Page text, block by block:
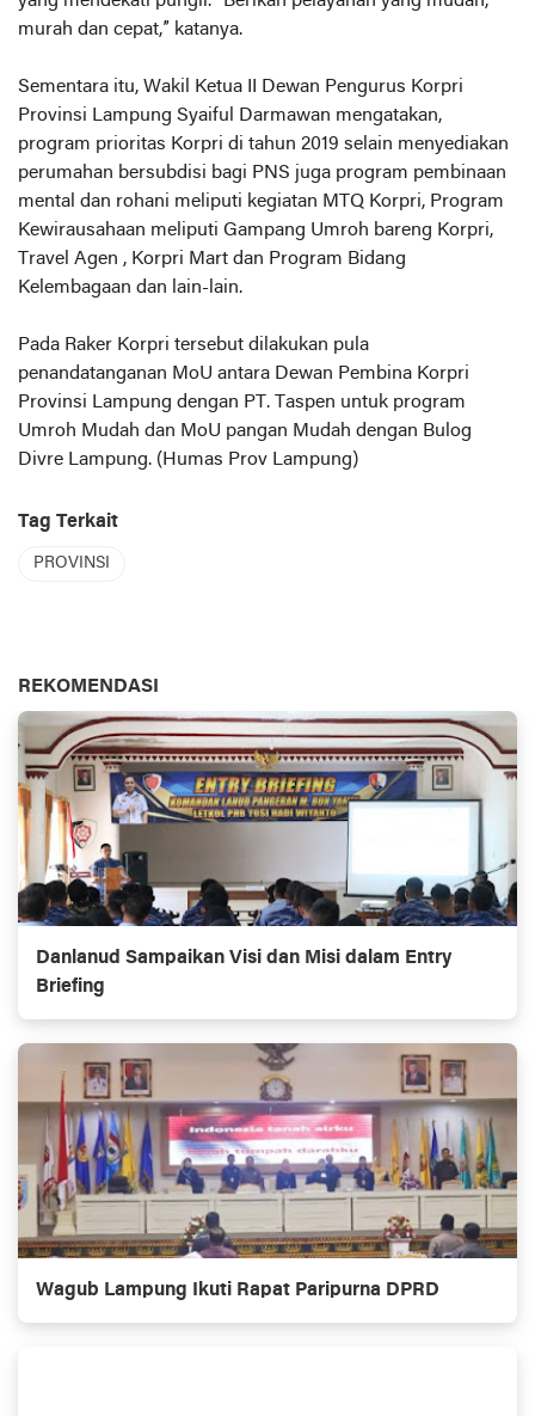
murah dan cepat,” katanya.
Sementara itu, Wakil Ketua II Dewan Pengurus Korpri
Provinsi Lampung Syaiful Darmawan mengatakan,
program prioritas Korpri di tahun 2019 selain menyediakan
perumahan bersubdisi bagi PNS juga program pembinaan
mental dan rohani meliputi kegiatan MTQ Korpri, Program
Kewirausahaan meliputi Gampang Umroh bareng Korpri,
Travel Agen , Korpri Mart dan Program Bidang
Kelembagaan dan lain-lain.
Pada Raker Korpri tersebut dilakukan pula
penandatanganan MoU antara Dewan Pembina Korpri
Provinsi Lampung dengan PT. Taspen untuk program
Umroh Mudah dan MoU pangan Mudah dengan Bulog
Divre Lampung. (Humas Prov Lampung)
Tag Terkait
PROVINSI
REKOMENDASI
Danlanud Sampaikan Visi dan Misi dalam Entry
Briefing
Wagub Lampung Ikuti Rapat Paripurna DPRD